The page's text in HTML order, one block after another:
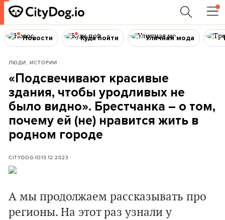
Новости Куда пойти Уличная мода
ЛЮДИ, ИСТОРИИ
«Подсвечивают красивые
здания, чтобы уродливых не
было видно». Брестчанка – о том,
почему ей (не) нравится жить в
родном городе
CITYDOG.IO13.12.2023
А мы продолжаем рассказывать про
регионы. На этот раз узнали у